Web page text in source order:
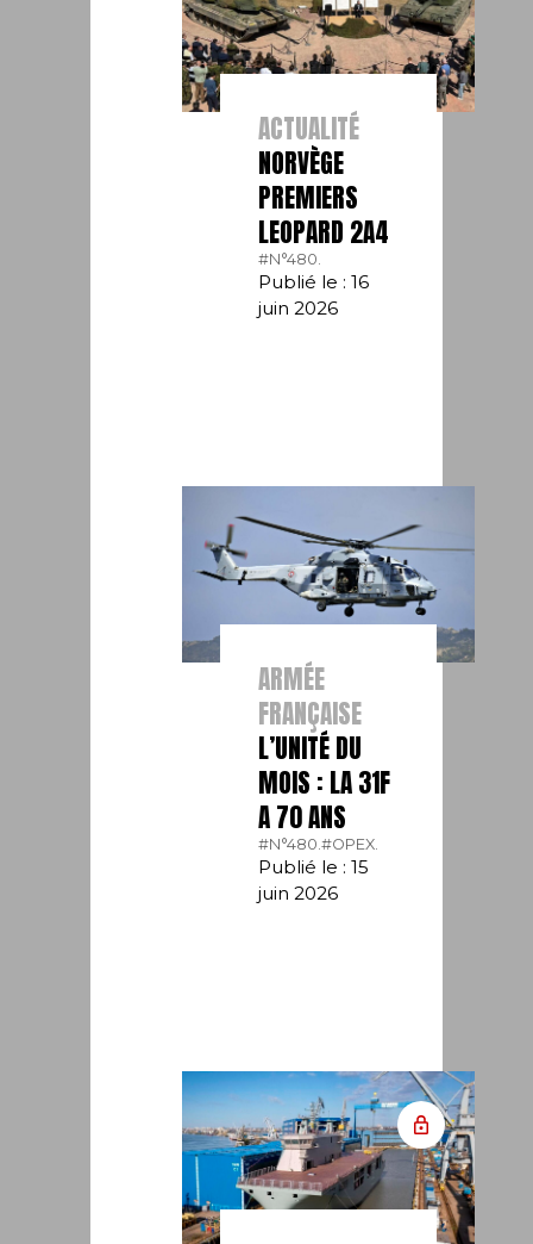
ACTUALITÉ
NORVÈGE
PREMIERS
LEOPARD 2A4
#N°480.
Publié le : 16
juin 2026
ARMÉE
FRANÇAISE
L’UNITÉ DU
MOIS : LA 31F
A 70 ANS
#N°480.#OPEX.
Publié le : 15
juin 2026